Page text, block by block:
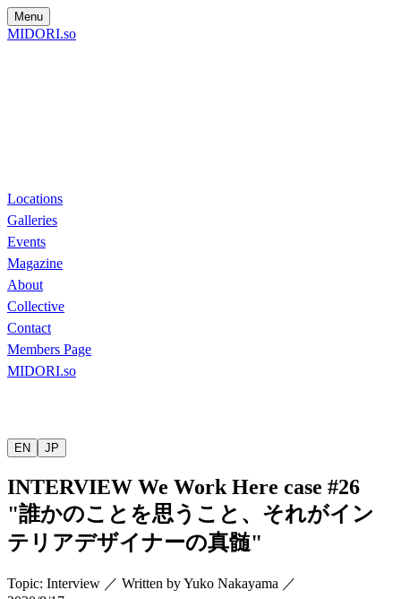
Menu
MIDORI.so
Locations
Galleries
Events
Magazine
About
Collective
Contact
Members Page
MIDORI.so
EN JP
INTERVIEW We Work Here case #26
"誰かのことを思うこと、それがイン
テリアデザイナーの真髄"
Topic: Interview ／ Written byYuko Nakayama ／